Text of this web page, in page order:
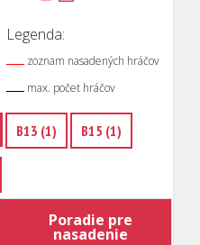
Legenda:
zoznam nasadených hráčov
max. počet hráčov
B13 (1) B15 (1)
Poradie pre
nasadenie